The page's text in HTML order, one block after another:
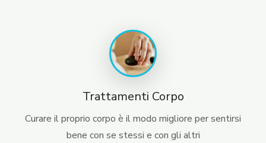
Trattamenti Corpo
Curare il proprio corpo è il modo migliore per sentirsi
bene con se stessi e con gli altri